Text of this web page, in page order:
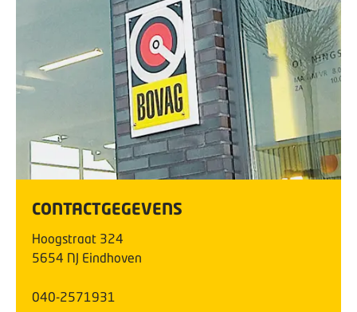
CONTACTGEGEVENS
Hoogstraat 324
5654 NJ Eindhoven
040-2571931